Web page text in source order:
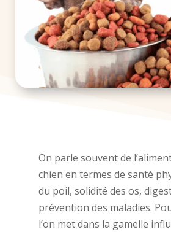
On parle souvent de
chien en termes de santé
du poil, solidité des os,
prévention des maladies.
l’on met dans la gamelle